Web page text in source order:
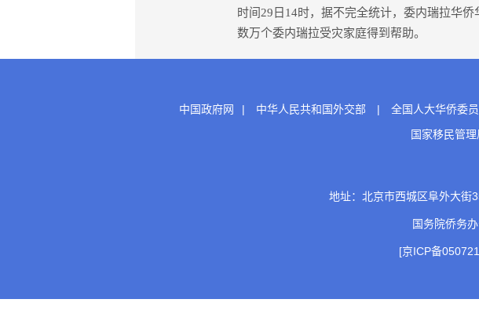
时间29日14时，据不完全统计，委内瑞拉华
数万个委内瑞拉受灾家庭得到帮助。
中国政府网 | 中华人民共和国外交部 | 全国人大华侨委
国家移民管理
地址：北京市西城区阜外大
国务院侨务
[京ICP备